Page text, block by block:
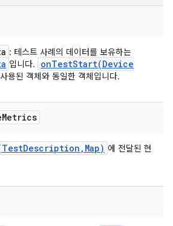
: 테스트 사례의 데이터를 보유하는
입니다. onTestStart(Device
용된 객체와 동일한 객체입니다.
Metrics
TestDescription , Map) 에 전달된 현